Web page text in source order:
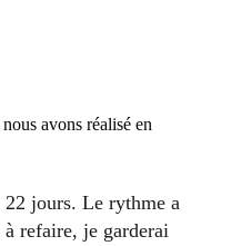
avons réalisé en
jours. Le rythme a
refaire, je garderai